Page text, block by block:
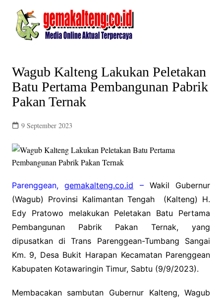
content
Wagub Kalteng Lakukan Peletakan
Batu Pertama Pembangunan Pabrik
Pakan Ternak
9 September 2023
Parenggean,gemakalteng.co.id –Wakil Gubernur
(Wagub) Provinsi Kalimantan Tengah (Kalteng) H.
Edy Pratowo melakukan Peletakan Batu Pertama
Pembangunan Pabrik Pakan Ternak, yang
dipusatkan di Trans Parenggean-Tumbang Sangai
Km. 9, Desa Bukit Harapan Kecamatan Parenggean
Kabupaten Kotawaringin Timur, Sabtu (9/9/2023).
Membacakan sambutan Gubernur Kalteng, Wagub